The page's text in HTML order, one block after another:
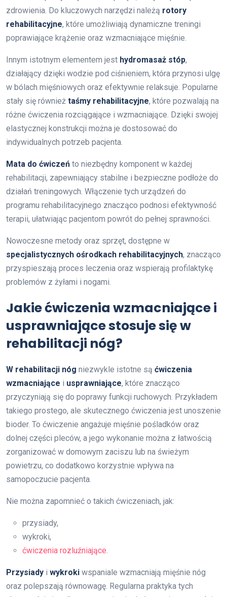
zdrowienia. Do kluczowych narzędzi należą rotory
rehabilitacyjne, które umożliwiają dynamiczne treningi
poprawiające krążenie oraz wzmacniające mięśnie.
Innym istotnym elementem jest hydromasaż stóp,
działający dzięki wodzie pod ciśnieniem, która przynosi ulgę
w bólach mięśniowych oraz efektywnie relaksuje. Popularne
stały się również taśmy rehabilitacyjne, które pozwalają na
różne ćwiczenia rozciągające i wzmacniające. Dzięki swojej
elastycznej konstrukcji można je dostosować do
indywidualnych potrzeb pacjenta.
Mata do ćwiczeń to niezbędny komponent w każdej
rehabilitacji, zapewniający stabilne i bezpieczne podłoże do
działań treningowych. Włączenie tych urządzeń do
programu rehabilitacyjnego znacząco podnosi efektywność
terapii, ułatwiając pacjentom powrót do pełnej sprawności.
Nowoczesne metody oraz sprzęt, dostępne w
specjalistycznych ośrodkach rehabilitacyjnych, znacząco
przyspieszają proces leczenia oraz wspierają profilaktykę
problemów z żyłami i nogami.
Jakie ćwiczenia wzmacniające i
usprawniające stosuje się w
rehabilitacji nóg?
W rehabilitacji nóg niezwykle istotne są ćwiczenia
wzmacniające i usprawniające, które znacząco
przyczyniają się do poprawy funkcji ruchowych. Przykładem
takiego prostego, ale skutecznego ćwiczenia jest unoszenie
bioder. To ćwiczenie angażuje mięśnie pośladków oraz
dolnej części pleców, a jego wykonanie można z łatwością
zorganizować w domowym zaciszu lub na świeżym
powietrzu, co dodatkowo korzystnie wpływa na
samopoczucie pacjenta.
Nie można zapomnieć o takich ćwiczeniach, jak:
przysiady,
wykroki,
ćwiczenia rozluźniające.
Przysiady i wykroki wspaniale wzmacniają mięśnie nóg
oraz polepszają równowagę. Regularna praktyka tych